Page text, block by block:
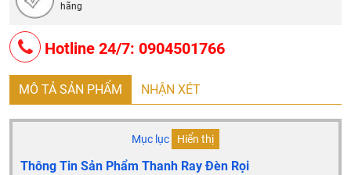
hãng
Hotline 24/7: 0904501766
MÔ TẢ SẢN PHẨM NHẬN XÉT
Mục lục Hiển thị
Thông Tin Sản Phẩm Thanh Ray Đèn Rọi